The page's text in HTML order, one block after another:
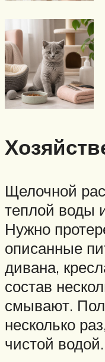
Щелочной
теплой воды
Нужно
описанные
дивана,
состав
смывают. Пол
несколько
чистой водой.